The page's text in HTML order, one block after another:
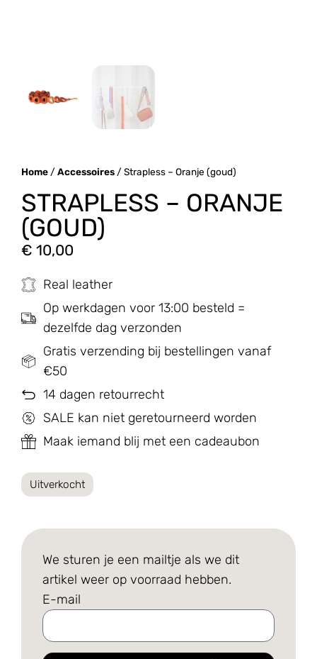
Home / Accessoires / Strapless – Oranje (goud)
STRAPLESS – ORANJE
(GOUD)
€ 10,00
Real leather
Op werkdagen voor 13:00 besteld =
dezelfde dag verzonden
Gratis verzending bij bestellingen vanaf
€50
14 dagen retourrecht
SALE kan niet geretourneerd worden
Maak iemand blij met een cadeaubon
Uitverkocht
We sturen je een mailtje als we dit
artikel weer op voorraad hebben.
E-mail